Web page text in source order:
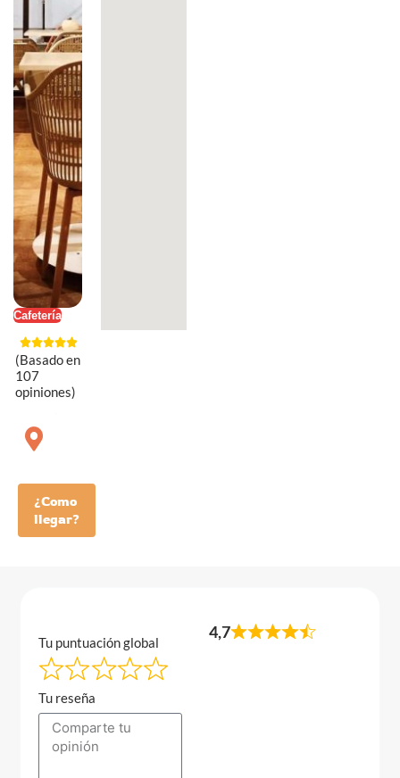
Cafetería
(Basado en
107
opiniones)
¿Como
llegar?
Tu puntuación global
Tu reseña
4,7